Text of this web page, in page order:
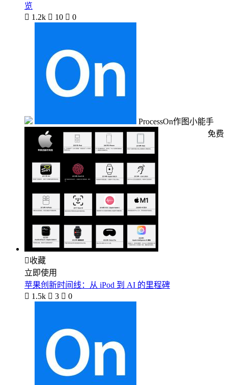
览
 1.2k  10  0
ProcessOn作图小能手
免费
收藏
立即使用
苹果创新时间线：从 iPod 到 AI 的里程碑
 1.5k  3  0